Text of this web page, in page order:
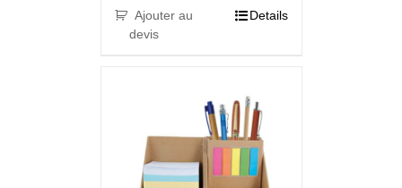
Ajouter au
devis
Details